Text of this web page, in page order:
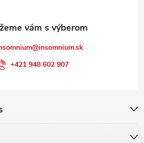
@insomnium.sk
+421 948 602 907